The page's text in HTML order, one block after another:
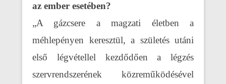
az ember esetében?
„A gázcsere a magzati életben a
méhlepényen keresztül, a születés utáni
első légvétellel kezdődően a légzés
szervrendszerének közreműködésével